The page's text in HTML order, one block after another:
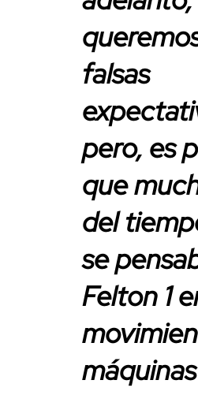
falsas
pero, es
que
del
se
Felton 1